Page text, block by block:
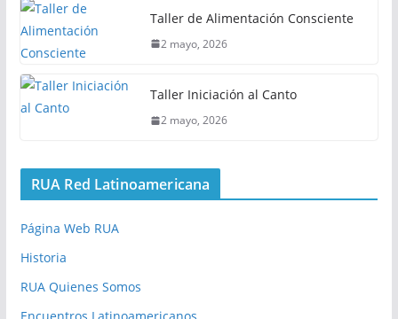
Taller de Alimentación Consciente
2 mayo, 2026
Taller Iniciación al Canto
2 mayo, 2026
RUA Red Latinoamericana
Página Web RUA
Historia
RUA Quienes Somos